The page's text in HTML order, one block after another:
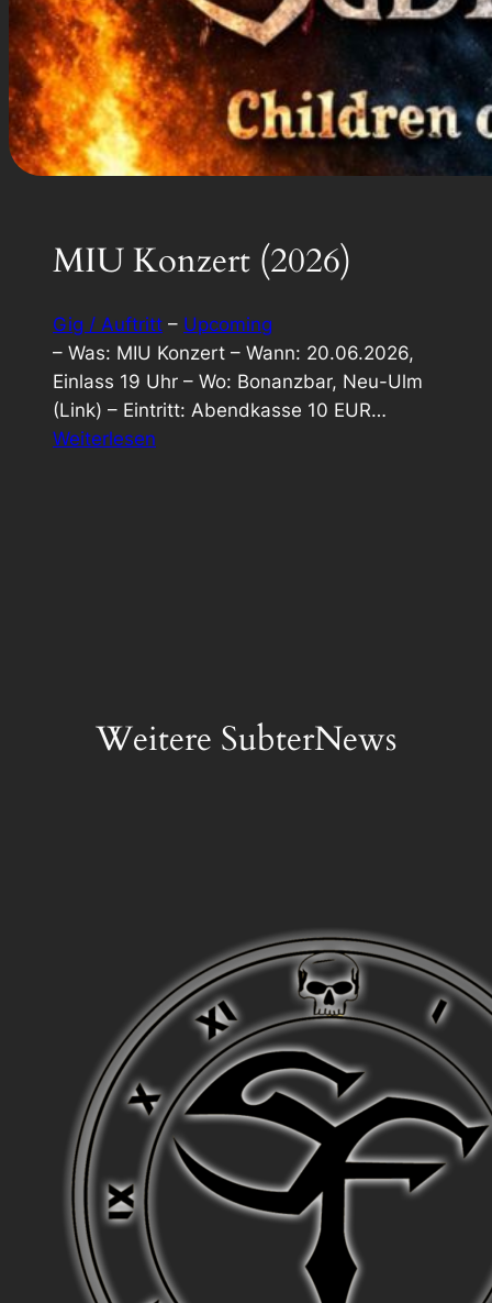
MIU Konzert (2026)
Gig / Auftritt – Upcoming
– Was: MIU Konzert – Wann: 20.06.2026,
Einlass 19 Uhr – Wo: Bonanzbar, Neu-Ulm
(Link) – Eintritt: Abendkasse 10 EUR…
Weiterlesen
Weitere SubterNews